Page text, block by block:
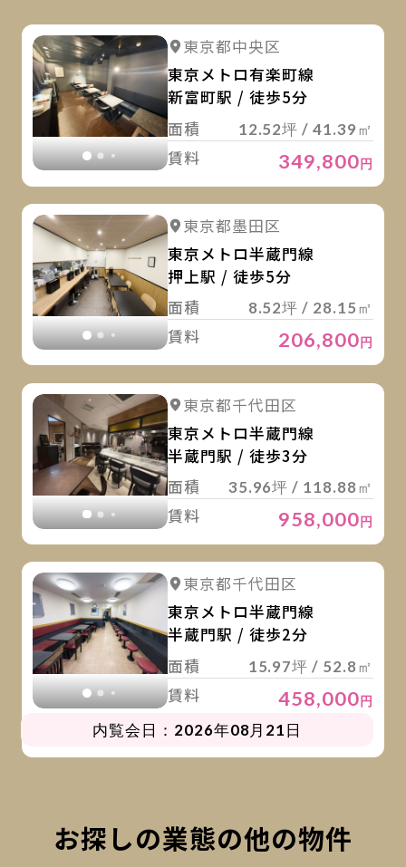
詳細を見る
東京都中央区
東京メトロ有楽町線
新富町駅 / 徒歩5分
面積
12.52坪 / 41.39㎡
賃料 349,800円
詳細を見る
東京都墨田区
東京メトロ半蔵門線
押上駅 / 徒歩5分
面積
8.52坪 / 28.15㎡
賃料 206,800円
詳細を見る
東京都千代田区
東京メトロ半蔵門線
半蔵門駅 / 徒歩3分
面積
35.96坪 / 118.88㎡
賃料 958,000円
詳細を見る
東京都千代田区
東京メトロ半蔵門線
半蔵門駅 / 徒歩2分
面積
15.97坪 / 52.8㎡
賃料 458,000円
内覧会日：2026年08月21日
お探しの業態の他の物件